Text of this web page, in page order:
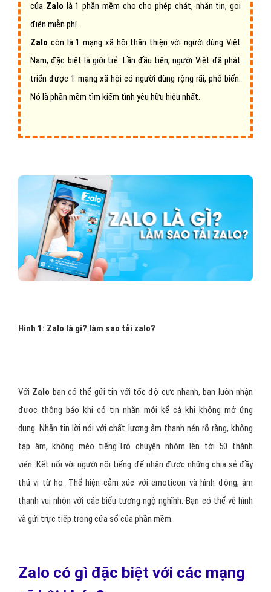
của Zalo là 1 phần mềm cho cho phép chát, nhắn tin, gọi
điện miễn phí.
Zalo còn là 1 mạng xã hội thân thiện với người dùng Việt
Nam, đặc biệt là giới trẻ. Lần đầu tiên, người Việt đã phát
triển được 1 mạng xã hội có người dùng rộng rãi, phổ biến.
Nó là phần mềm tìm kiếm tình yêu hữu hiệu nhất.
Hình 1: Zalo là gì? làm sao tải zalo?
Với Zalo bạn có thể gửi tin với tốc độ cực nhanh, bạn luôn nhận
được thông báo khi có tin nhắn mới kể cả khi không mở ứng
dụng. Nhắn tin lời nói với chất lượng âm thanh nén rõ ràng, không
tạp âm, không méo tiếng.Trò chuyện nhóm lên tới 50 thành
viên. Kết nối với người nổi tiếng để nhận được những chia sẻ đầy
thú vị từ họ. Thể hiện cảm xúc với emoticon và hình động, âm
thanh vui nhộn với các biểu tượng ngộ nghĩnh. Bạn có thể vẽ hình
và gửi trực tiếp trong cửa sổ của phần mềm.
Zalo có gì đặc biệt với các mạng